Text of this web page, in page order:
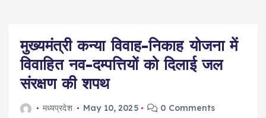
मुख्यमंत्री कन्या विवाह-निकाह योजना में
विवाहित नव-दम्पत्तियों को दिलाई जल
संरक्षण की शपथ
मध्यप्रदेश May 10, 2025 0 Comments